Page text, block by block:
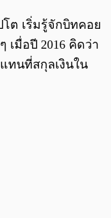
ต เริ่มรู้จักบิทคอย
เมื่อปี 2016 คิดว่า
ทนที่สกุลเงินใน